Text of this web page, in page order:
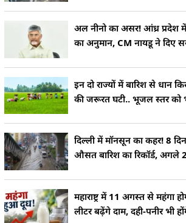
अल नीनो का असर! आंध्र प्रदेश
का अनुमान, CM नायडू ने दिए
इन दो राज्यों में बारिश से धान
की जरूरत घटी.. भूजल स्तर को
दिल्ली में मॉनसून का कहर! 8
औसत बारिश का रिकॉर्ड, अगले
महाराष्ट्र में 11 अगस्त से महंगा
लीटर बढ़ेंगे दाम, दही-पनीर भी